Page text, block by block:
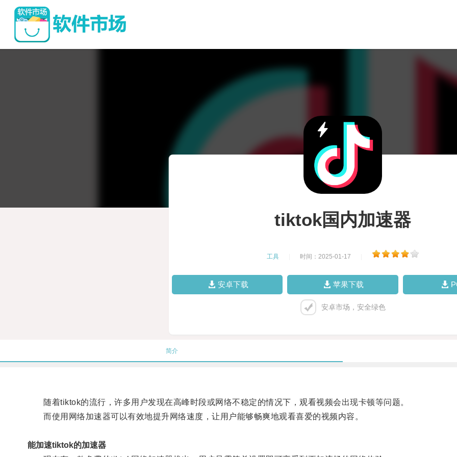
tiktok国内加速器
工具 时间：2025-01-17
安卓下载 苹果下载
安卓市场，安全绿色
简介
随着tiktok的流行，许多用户发现在高峰时段或网络不稳定的情况下，观看视频会出现卡顿等问题。
而使用网络加速器可以有效地提升网络速度，让用户能够畅爽地观看喜爱的视频内容。
能加速tiktok的加速器